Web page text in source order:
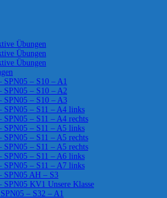
Übungen
Übungen
Übungen
– S10 – A1
– S10 – A2
– S10 – A3
– S11 – A4 links
– S11 – A4 rechts
– S11 – A5 links
– S11 – A5 rechts
– S11 – A5 rechts
– S11 – A6 links
– S11 – A7 links
SPN05 AH – S3
KV1 Unsere Klasse
– S32 – A1